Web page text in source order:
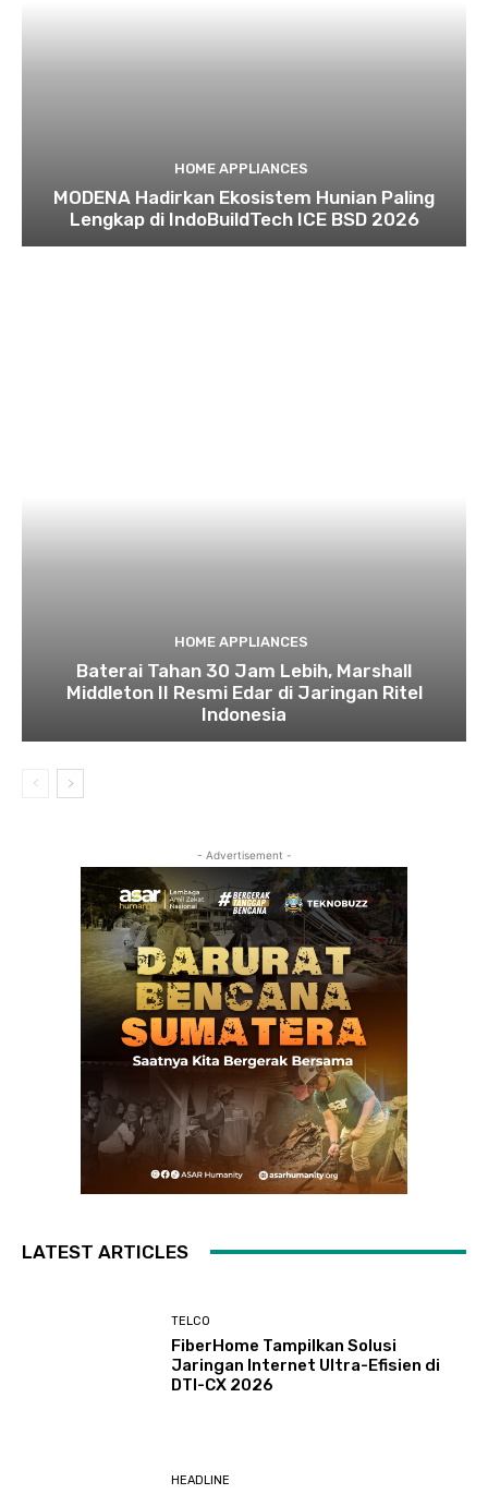
HOME APPLIANCES
MODENA Hadirkan Ekosistem Hunian Paling
Lengkap di IndoBuildTech ICE BSD 2026
HOME APPLIANCES
Baterai Tahan 30 Jam Lebih, Marshall
Middleton II Resmi Edar di Jaringan Ritel
Indonesia
- Advertisement -
LATEST ARTICLES
TELCO
FiberHome Tampilkan Solusi
Jaringan Internet Ultra-Efisien di
DTI-CX 2026
HEADLINE